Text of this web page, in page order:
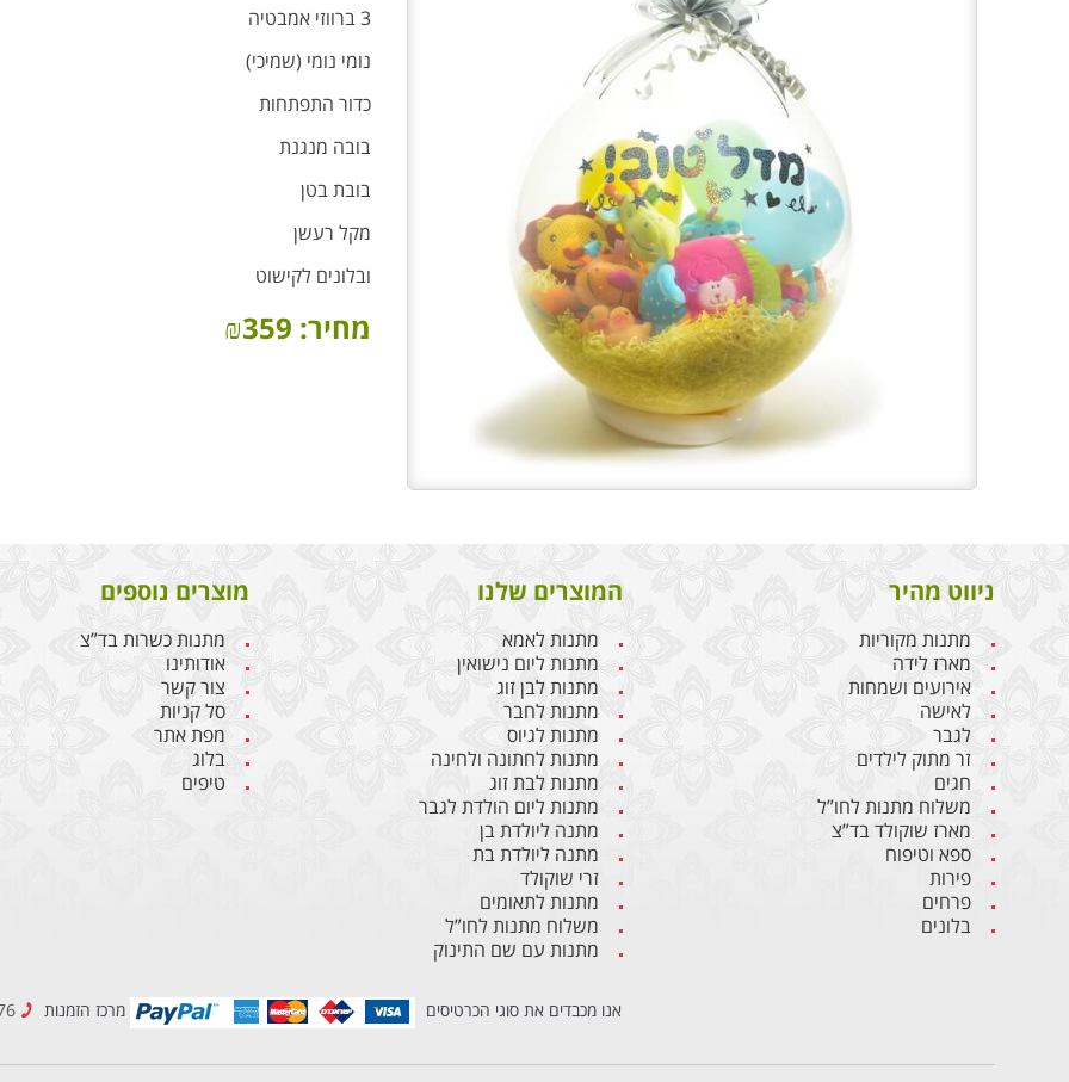
3 ברווזי אמבטיה
נומי נומי (שמיכי)
כדור התפתחות
בובה מנגנת
בובת בטן
מקל רעשן
ובלונים לקישוט
מחיר: ₪359
ניווט מהיר
מתנות מקוריות
מארז לידה
אירועים ושמחות
לאישה
לגבר
זר מתוק לילדים
חגים
משלוח מתנות לחו”ל
מארז שוקולד בד”צ
ספא וטיפוח
פירות
פרחים
בלונים
המוצרים שלנו
מתנות לאמא
מתנות ליום נישואין
מתנות לבן זוג
מתנות לחבר
מתנות לגיוס
מתנות לחתונה ולחינה
מתנות לבת זוג
מתנות ליום הולדת לגבר
מתנה ליולדת בן
מתנה ליולדת בת
זרי שוקולד
מתנות לתאומים
משלוח מתנות לחו”ל
מתנות עם שם התינוק
מוצרים נוספים
מתנות כשרות בד”צ
אודותינו
צור קשר
סל קניות
מפת אתר
בלוג
טיפים
אנו מכבדים את סוגי הכרטיסים מרכז הזמנות 077-2307776